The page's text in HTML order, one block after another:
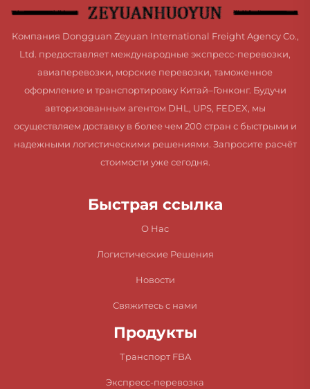
Компания Dongguan Zeyuan International Freight Agency Co.,
Ltd. предоставляет международные экспресс-перевозки,
авиаперевозки, морские перевозки, таможенное
оформление и транспортировку Китай–Гонконг. Будучи
авторизованным агентом DHL, UPS, FEDEX, мы
осуществляем доставку в более чем 200 стран с быстрыми и
надежными логистическими решениями. Запросите расчёт
стоимости уже сегодня.
Быстрая ссылка
О Нас
Логистические Решения
Новости
Свяжитесь с нами
Продукты
Транспорт FBA
Экспресс-перевозка